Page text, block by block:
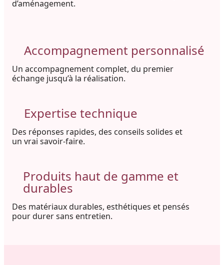
d’aménagement.
Accompagnement personnalisé
Un accompagnement complet, du premier
échange jusqu’à la réalisation.
Expertise technique
Des réponses rapides, des conseils solides et
un vrai savoir-faire.
Produits haut de gamme et
durables
Des matériaux durables, esthétiques et pensés
pour durer sans entretien.